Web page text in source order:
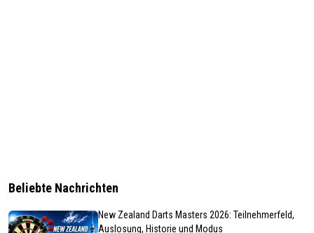
Beliebte Nachrichten
New Zealand Darts Masters 2026: Teilnehmerfeld,
Auslosung, Historie und Modus